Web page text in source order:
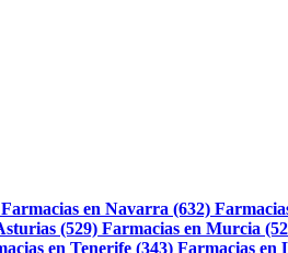
Farmacias en Navarra (632)
(529) Farmacias en Murcia
en Tenerife (343) Farmacias en